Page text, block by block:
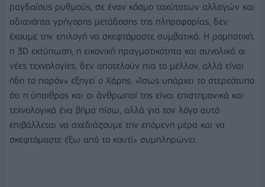
ραγδαίους ρυθμούς, σε έναν κόσμο ταχύτατων αλλαγών και
αδιανόητα γρήγορης μετάδοσης της πληροφορίας, δεν
έχουμε την επιλογή να σκεφτόμαστε συμβατικά. Η ρομποτική,
η 3D εκτύπωση, η εικονική πραγματικότητα και συνολικά οι
νέες τεχνολογίες, δεν αποτελούν πια το μέλλον, αλλά είναι
ήδη το παρόν» εξηγεί ο Χάρης. «Ίσως υπάρχει το στερεότυπο
ότι η ύπαιθρος και οι άνθρωποί της είναι επιστημονικά και
τεχνολογικά ένα βήμα πίσω, αλλά για τον λόγο αυτό
επιβάλλεται να σχεδιάζουμε την επόμενη μέρα και να
σκεφτόμαστε έξω από το κουτί» συμπληρώνει.